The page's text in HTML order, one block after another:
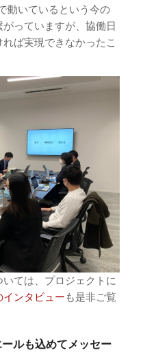
動いているという今の
っていますが、協働日
ば実現できなかったこ
ては、プロジェクトに
インタビュー も是非ご覧
ルも込めてメッセー